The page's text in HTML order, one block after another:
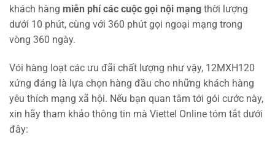
khách hàng miễn phí các cuộc gọi nội mạng thời lượng
dưới 10 phút, cùng với 360 phút gọi ngoại mạng trong
vòng 360 ngày.
Vói hàng loạt các ưu đãi chất lượng như vậy, 12MXH120
xứng đáng là lựa chọn hàng đầu cho những khách hàng
yêu thích mạng xã hội. Nếu bạn quan tâm tới gói cước này,
xin hãy tham khảo thông tin mà Viettel Online tóm tắt dưới
đây: